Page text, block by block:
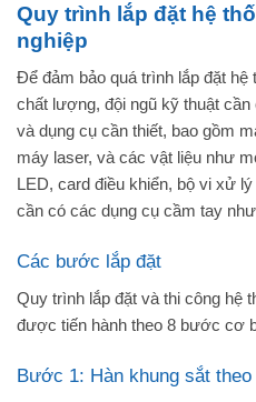
Quy trình lắp đặt hệ
nghiệp
Để đảm bảo quá trình lắp đặt hệ
chất lượng, đội ngũ kỹ thuật
và dụng cụ cần thiết, bao gồm
máy laser, và các vật liệu như
LED, card điều khiển, bộ vi xử
cần có các dụng cụ cầm tay
Các bước lắp đặt
Quy trình lắp đặt và thi công hệ
được tiến hành theo 8 bước cơ
Bước 1: Hàn khung sắt